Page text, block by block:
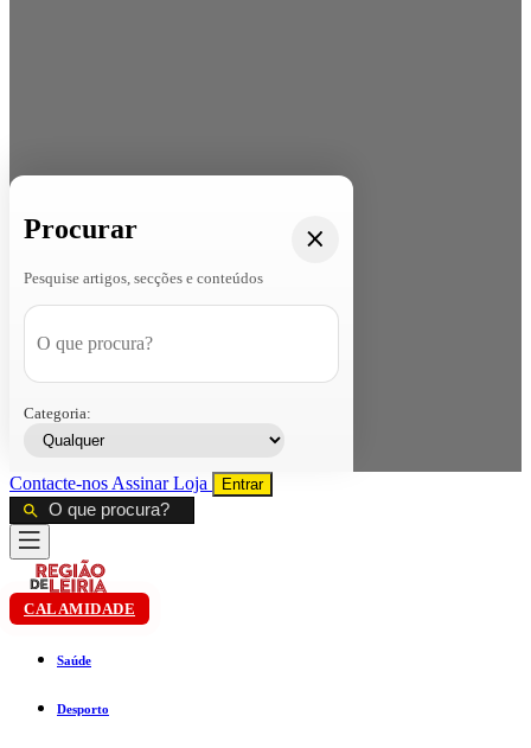
Procurar
Pesquise artigos, secções e conteúdos
Categoria:
Contacte-nos AssinarLoja Entrar
CALAMIDADE
Saúde
Desporto